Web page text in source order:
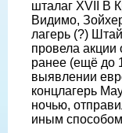
шталаг XVII B
Видимо,
лагерь (?)
провела акции
ранее (ещë до
выявлении
концлагерь
ночью,
иным